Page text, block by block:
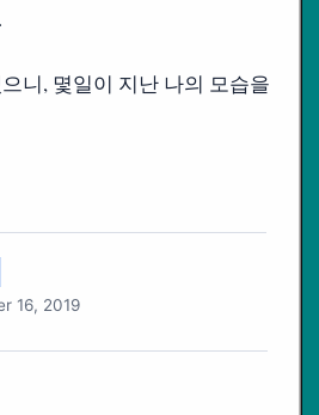
니, 몇일이 지난 나의 모습을
16, 2019